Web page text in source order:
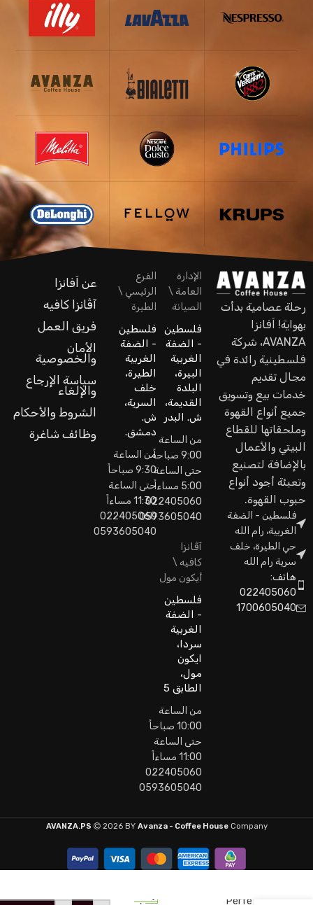
رحلة عصامية بدأت
بهواية! اَفانزا
AVANZA، شركة
فلسطينية رائدة في
مجال تقديم
خدمات بيع وتسويق
جميع أنواع القهوة
وملحقاتها للقطاع
البيتي والأعمال
بالإضافة لتصنيع
وتعبئة أجود أنواع
حبوب القهوة.
فلسطين - الضفة
الغربية، رام الله
حي الطيرة، خلف
سرية رام الله
هاتف:
022405060
1700605040
الإدارة
العامة \
الصيانة
فلسطين
- الضفة
الغربية
البيرة،
البلدة
القديمة،
ش. البدر
من الساعة
9:00 صباحاً
حتى الساعة
5:00 مساءاً
022405060
0593605040
الفرع
الرئيسي \
الطيرة
فلسطين
- الضفة
الغربية
الطيرة،
خلف
السرية،
ش.
دمشق.
من الساعة
9:30 صباحاً
حتى الساعة
11:30 مساءاً
022405060
0593605040
آڤانزا
كافيه \
أيكون مول
فلسطين
- الضفة
الغربية
سردا،
ايكون
مول،
الطابق 5
من الساعة
10:00 صباحاً
حتى الساعة
11:00 مساءاً
0593605040
عن اَفانزا
آڤانزا كافيه
فريق العمل
الأمان
والخصوصية
سياسة الإرجاع
والإلغاء
الشروط والأحكام
وظائف شاغرة
AVANZA.PS 2026 BY Avanza - Coffee HouseCompany
Perfetto
7